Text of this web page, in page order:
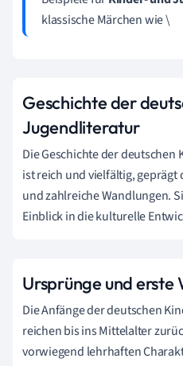
klassische Märchen wie \
Geschichte der
Jugendliteratur
Die Geschichte der
ist reich und vielfältig,
und zahlreiche Wandlungen.
Einblick in die kulturelle
Ursprünge und erste
Die Anfänge der deutschen
reichen bis ins Mittelalter
vorwiegend lehrhaften